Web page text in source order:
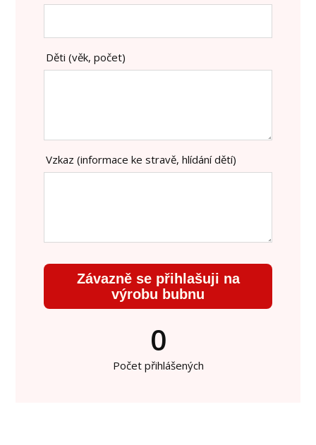
Děti (věk, počet)
Vzkaz (informace ke stravě, hlídání dětí)
Závazně se přihlašuji na
výrobu bubnu
0
Počet přihlášených